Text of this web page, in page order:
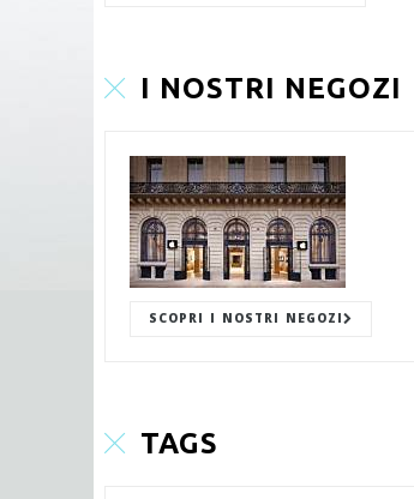
I NOSTRI NEGOZI
SCOPRI I NOSTRI NEGOZI
TAGS